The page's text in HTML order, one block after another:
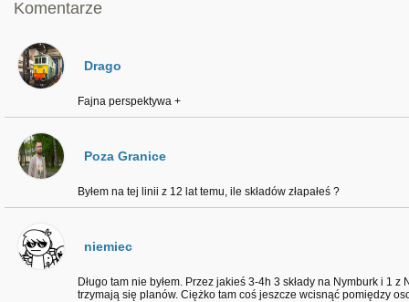
Komentarze
Drago
Fajna perspektywa +
Poza Granice
Byłem na tej linii z 12 lat temu, ile składów złapałeś ?
niemiec
Długo tam nie byłem. Przez jakieś 3-4h 3 składy na Nymburk i 1
trzymają się planów. Ciężko tam coś jeszcze wcisnąć pomiędzy